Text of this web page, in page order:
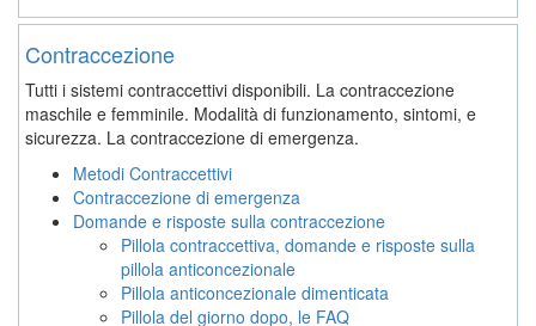
Contraccezione
Tutti i sistemi contraccettivi disponibili. La contraccezione
maschile e femminile. Modalità di funzionamento, sintomi, e
sicurezza. La contraccezione di emergenza.
Metodi Contraccettivi
Contraccezione di emergenza
Domande e risposte sulla contraccezione
Pillola contraccettiva, domande e risposte sulla
pillola anticoncezionale
Pillola anticoncezionale dimenticata
Pillola del giorno dopo, le FAQ